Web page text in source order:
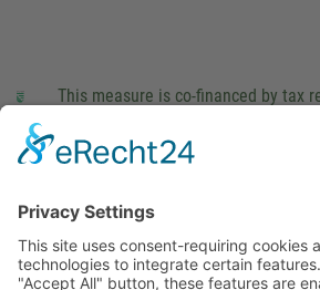
This measure is co-financed by tax
Landtag (parliament).